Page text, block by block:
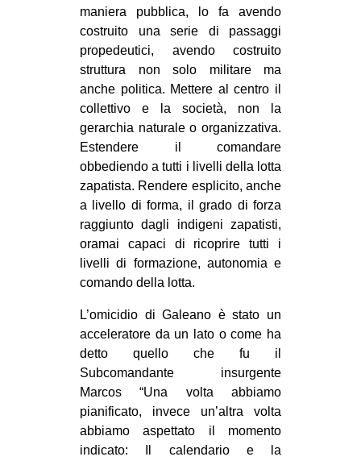
maniera pubblica, lo fa avendo
costruito una serie di passaggi
propedeutici, avendo costruito
struttura non solo militare ma
anche politica. Mettere al centro il
collettivo e la società, non la
gerarchia naturale o organizzativa.
Estendere il comandare
obbediendo a tutti i livelli della lotta
zapatista. Rendere esplicito, anche
a livello di forma, il grado di forza
raggiunto dagli indigeni zapatisti,
oramai capaci di ricoprire tutti i
livelli di formazione, autonomia e
comando della lotta.
L’omicidio di Galeano è stato un
acceleratore da un lato o come ha
detto quello che fu il
Subcomandante insurgente
Marcos “Una volta abbiamo
pianificato, invece un’altra volta
abbiamo aspettato il momento
indicato: Il calendario e la